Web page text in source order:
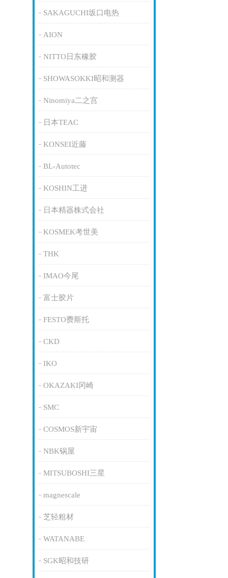
SAKAGUCHI坂口电热
AION
NITTO日东橡胶
SHOWASOKKI昭和测器
Ninomiya二之宫
日本TEAC
KONSEI近藤
BL-Autotec
KOSHIN工进
日本精器株式会社
KOSMEK考世美
THK
IMAO今尾
富士胶片
FESTO费斯托
CKD
IKO
OKAZAKI冈崎
SMC
COSMOS新宇宙
NBK锅屋
MITSUBOSHI三星
magnescale
芝轻粗材
WATANABE
SGK昭和技研